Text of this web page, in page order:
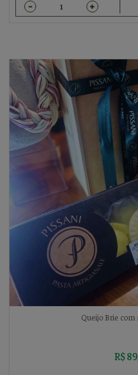
Queijo Brie
R$